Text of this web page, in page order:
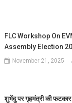
FLC Workshop On
Assembly Election
November 21, 2025
शुभेंदु पर गृहमंत्री की फटकार